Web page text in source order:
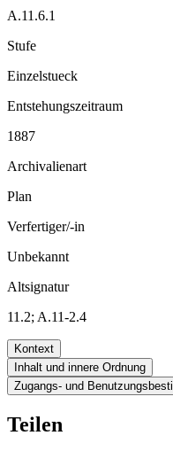
A.11.6.1
Stufe
Einzelstueck
Entstehungszeitraum
1887
Archivalienart
Plan
Verfertiger/-in
Unbekannt
Altsignatur
11.2; A.11-2.4
Kontext
Inhalt und innere Ordnung
Zugangs- und
Teilen